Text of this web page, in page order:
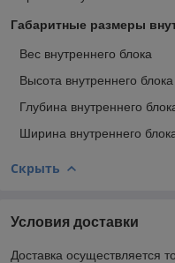
Габаритные размеры
Вес внутреннего блока
Высота внутреннего блока
Глубина внутреннего
Ширина внутреннего
Скрыть
Условия доставки
Доставка осуществляется